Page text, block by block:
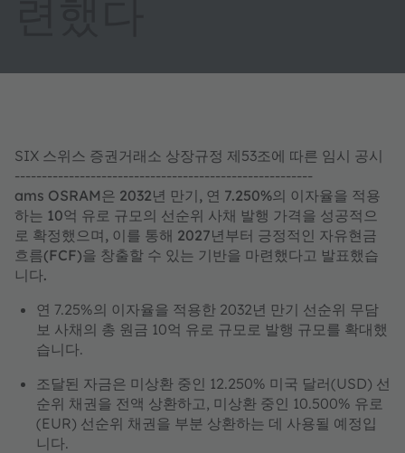
SIX 스위스 증권거래소 상장규정 제53조에 따른 임시 공시
-------------------------------------------------------
ams OSRAM은 2032년 만기, 연 7.250%의 이자율을 적용
하는 10억 유로 규모의 선순위 사채 발행 가격을 성공적으
로 확정했으며, 이를 통해 2027년부터 긍정적인 자유현금
흐름(FCF)을 창출할 수 있는 기반을 마련했다고 발표했습
니다.
연 7.25%의 이자율을 적용한 2032년 만기 선순위 무담
보 사채의 총 원금 10억 유로 규모로 발행 규모를 확대했
습니다.
조달된 자금은 미상환 중인 12.250% 미국 달러(USD) 선
순위 채권을 전액 상환하고, 미상환 중인 10.500% 유로
(EUR) 선순위 채권을 부분 상환하는 데 사용될 예정입
니다.